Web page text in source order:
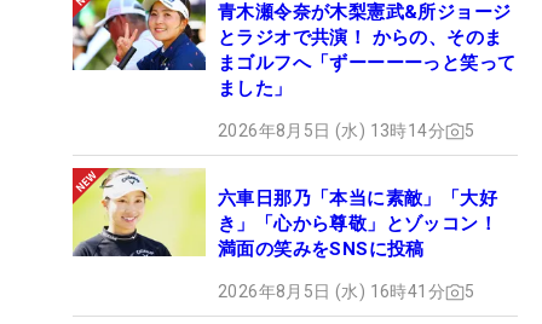
青木瀬令奈が木梨憲武&所ジョージ
とラジオで共演！ からの、そのま
まゴルフへ「ずーーーーっと笑って
ました」
2026年8月5日 (水) 13時14分 5
六車日那乃「本当に素敵」「大好
き」「心から尊敬」とゾッコン！
満面の笑みをSNSに投稿
2026年8月5日 (水) 16時41分 5